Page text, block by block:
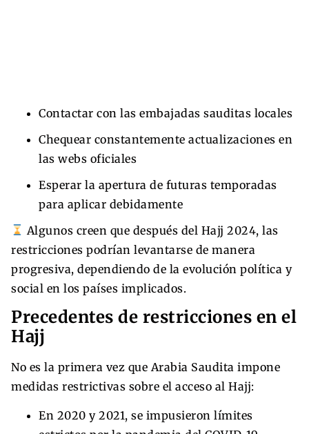
Contactar con las embajadas sauditas locales
Chequear constantemente actualizaciones en
las webs oficiales
Esperar la apertura de futuras temporadas
para aplicar debidamente
Algunos creen que después del Hajj 2024, las
restricciones podrían levantarse de manera
progresiva, dependiendo de la evolución política y
social en los países implicados.
Precedentes de restricciones en el
Hajj
No es la primera vez que Arabia Saudita impone
medidas restrictivas sobre el acceso al Hajj:
En 2020 y 2021, se impusieron límites